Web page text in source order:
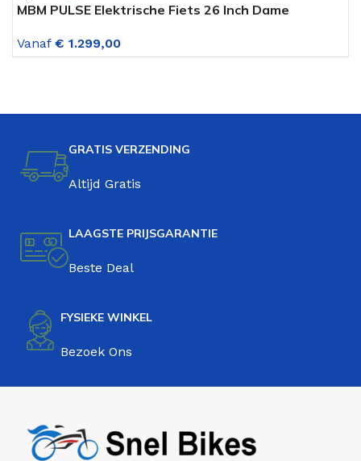
MBM PULSE Elektrische Fiets 26 Inch Dame
Vanaf € 1.299,00
GRATIS VERZENDING
Altijd Gratis
LAAGSTE PRIJSGARANTIE
Beste Deal
FYSIEKE WINKEL
Bezoek Ons